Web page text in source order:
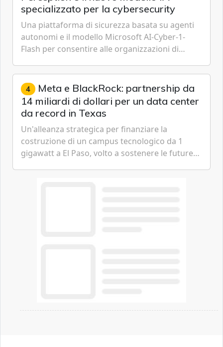
specializzato per la cybersecurity
Una piattaforma di sicurezza basata su agenti
autonomi e il modello Microsoft AI-Cyber-1-
Flash per consentire alle organizzazioni di
gestione continua del rischio.
4 Meta e BlackRock: partnership da
14 miliardi di dollari per un data center
da record in Texas
Un'alleanza strategica per finanziare la
costruzione di un campus tecnologico da 1
gigawatt a El Paso, volto a sostenere le future